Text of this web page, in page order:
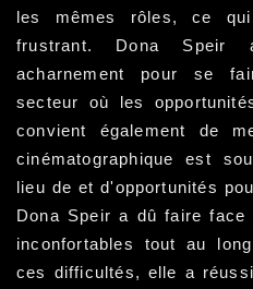
les mêmes rôles, ce
frustrant. Dona
acharnement pour se
secteur où les
convient également de
cinématographique est
lieu de et d'opportunités
Dona Speir a dû faire
inconfortables tout au
ces difficultés, elle a